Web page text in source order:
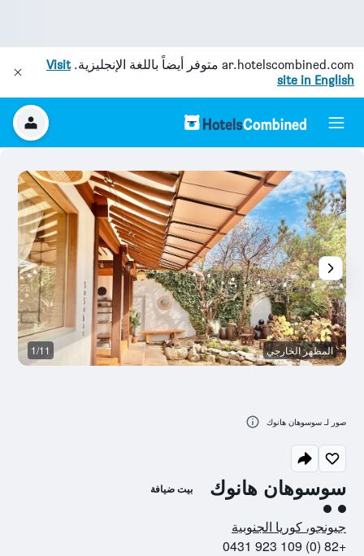
ar.hotelscombined.com متوفر أيضاً باللغة الإنجليزية.Visit
site in English
سوسوهان هانوك بيت ضيافة
تقييم فئة 2
جيونجو، كوريا الجنوبية
+82 (0) 109 923 0431
المظهر الخارجي 1/11
صور لـ سوسوهان هانوك